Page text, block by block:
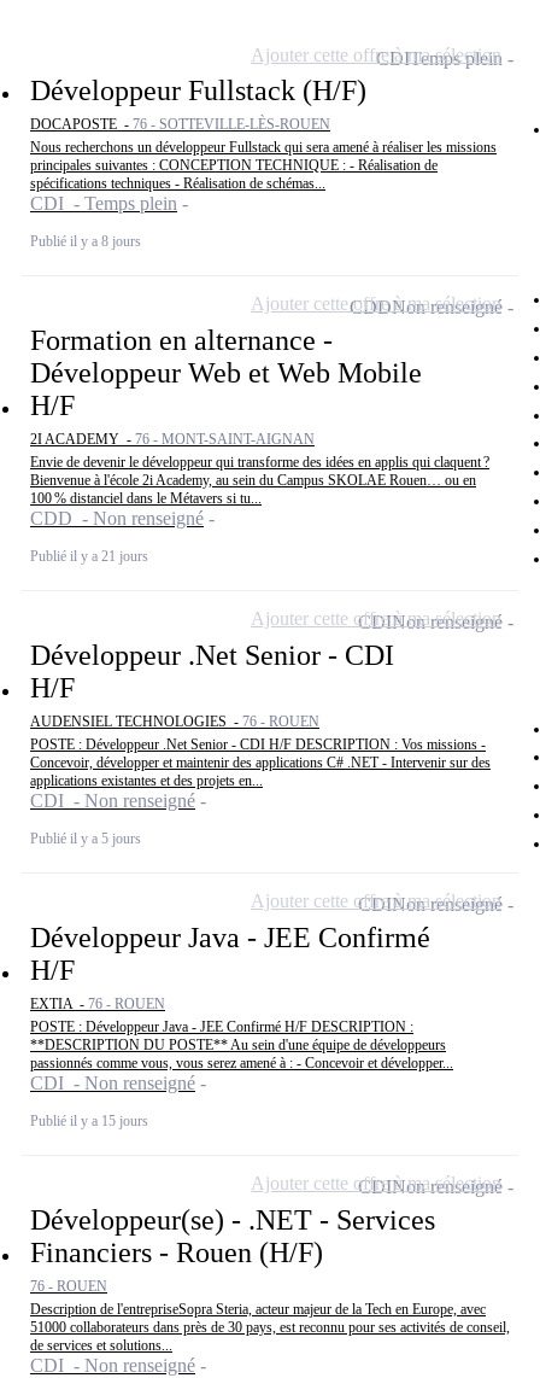
Développeur Fullstack (H/F)
DOCAPOSTE - 76 - SOTTEVILLE-LÈS-ROUEN
Nous recherchons un développeur Fullstack qui sera amené à réaliser les missions
principales suivantes : CONCEPTION TECHNIQUE : - Réalisation de
spécifications techniques - Réalisation de schémas...
CDI - Temps plein
Publié il y a 8 jours
CDITemps plein
Ajouter cette offre à ma sélection
Formation en alternance -
Développeur Web et Web Mobile
H/F
2I ACADEMY - 76 - MONT-SAINT-AIGNAN
Envie de devenir le développeur qui transforme des idées en applis qui claquent ?
Bienvenue à l'école 2i Academy, au sein du Campus SKOLAE Rouen… ou en
100 % distanciel dans le Métavers si tu...
CDD - Non renseigné
Publié il y a 21 jours
CDDNon renseigné
Ajouter cette offre à ma sélection
Développeur .Net Senior - CDI
H/F
AUDENSIEL TECHNOLOGIES - 76 - ROUEN
POSTE : Développeur .Net Senior - CDI H/F DESCRIPTION : Vos missions -
Concevoir, développer et maintenir des applications C# .NET - Intervenir sur des
applications existantes et des projets en...
CDI - Non renseigné
Publié il y a 5 jours
CDINon renseigné
Ajouter cette offre à ma sélection
Développeur Java - JEE Confirmé
H/F
EXTIA - 76 - ROUEN
POSTE : Développeur Java - JEE Confirmé H/F DESCRIPTION :
**DESCRIPTION DU POSTE** Au sein d'une équipe de développeurs
passionnés comme vous, vous serez amené à : - Concevoir et développer...
CDI - Non renseigné
Publié il y a 15 jours
CDINon renseigné
Ajouter cette offre à ma sélection
Développeur(se) - .NET - Services
Financiers - Rouen (H/F)
76 - ROUEN
Description de l'entrepriseSopra Steria, acteur majeur de la Tech en Europe, avec
51000 collaborateurs dans près de 30 pays, est reconnu pour ses activités de conseil,
de services et solutions...
CDI - Non renseigné
CDINon renseigné
Ajouter cette offre à ma sélection